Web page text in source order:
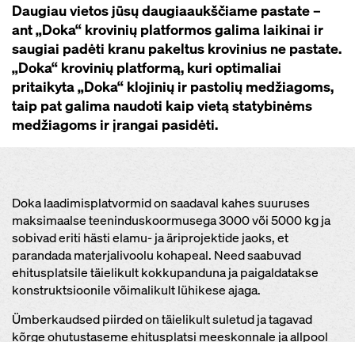
Daugiau vietos jūsų daugiaaukščiame pastate –
ant „Doka“ krovinių platformos galima laikinai ir
saugiai padėti kranu pakeltus krovinius ne pastate.
„Doka“ krovinių platformą, kuri optimaliai
pritaikyta „Doka“ klojinių ir pastolių medžiagoms,
taip pat galima naudoti kaip vietą statybinėms
medžiagoms ir įrangai pasidėti.
Doka laadimisplatvormid on saadaval kahes suuruses
maksimaalse teeninduskoormusega 3000 või 5000 kg ja
sobivad eriti hästi elamu- ja äriprojektide jaoks, et
parandada materjalivoolu kohapeal. Need saabuvad
ehitusplatsile täielikult kokkupanduna ja paigaldatakse
konstruktsioonile võimalikult lühikese ajaga.
Ümberkaudsed piirded on täielikult suletud ja tagavad
kõrge ohutustaseme ehitusplatsi meeskonnale ja allpool